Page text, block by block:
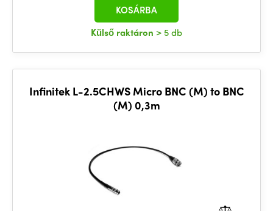
Külső raktáron > 5 db
KOSÁRBA
Infinitek L-2.5CHWS Micro BNC (M) to BNC
(M) 0,3m